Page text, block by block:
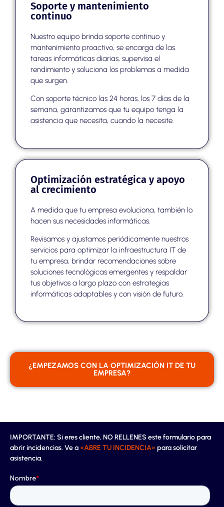
Soporte y mantenimiento
continuo
Nuestro equipo brinda soporte continuo y
mantenimiento proactivo, se encarga de las
tareas informáticas diarias, supervisa el
rendimiento y soluciona los problemas a medida
que surgen.
Con soporte técnico las 24 horas, los 7 días de la
semana, garantizamos que tu equipo tenga la
asistencia que necesita, cuando la necesite.
Optimización estratégica y apoyo
al crecimiento
A medida que tu empresa evoluciona, también lo
hacen sus necesidades informáticas.
Revisamos y ajustamos periódicamente nuestros
servicios para optimizar la infraestructura IT de
tu empresa, brindar recomendaciones sobre
soluciones tecnológicas emergentes y respaldar
tus objetivos a largo plazo con estrategias
informáticas adaptables y con visión de futuro.
¿EMPEZAMOS CON LA OPTIMIZACIÓN IT DE TU
EMPRESA?
IMPORTANTE: Si eres cliente, NO RELLENES este formulario para
abrir incidencias. Ve a «ABRE TU INCIDENCIA» para solicitar
asistencia.